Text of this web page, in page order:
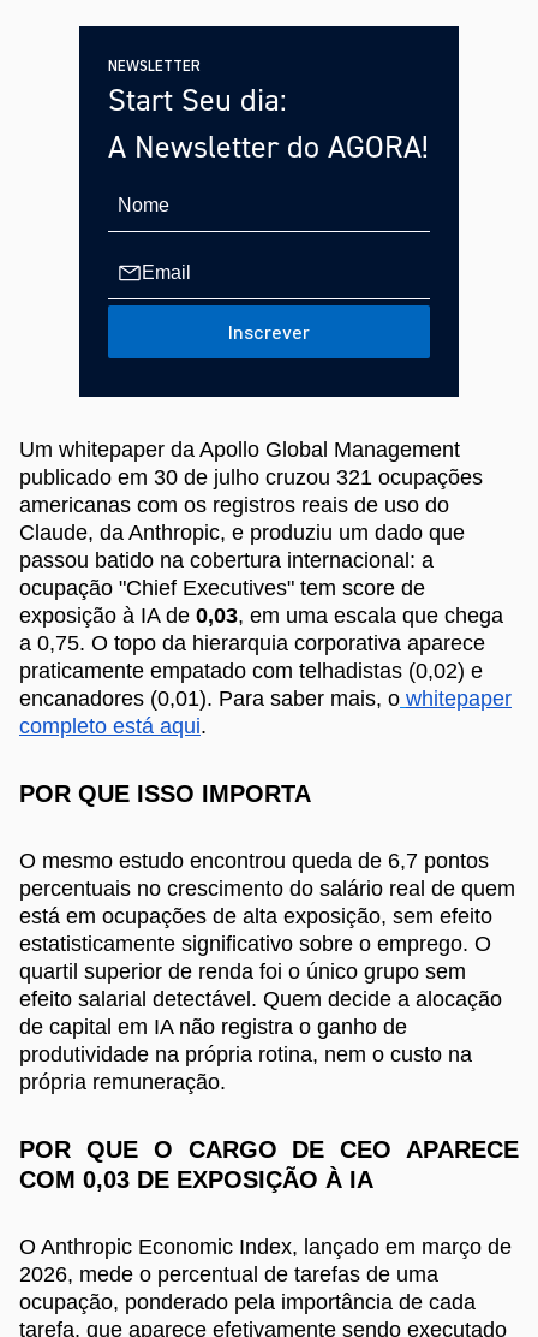
NEWSLETTER
Start Seu dia:
A Newsletter do AGORA!
Inscrever
Um whitepaper da Apollo Global Management
publicado em 30 de julho cruzou 321 ocupações
americanas com os registros reais de uso do
Claude, da Anthropic, e produziu um dado que
passou batido na cobertura internacional: a
ocupação "Chief Executives" tem score de
exposição à IA de 0,03, em uma escala que chega
a 0,75. O topo da hierarquia corporativa aparece
praticamente empatado com telhadistas (0,02) e
encanadores (0,01). Para saber mais, o whitepaper
completo está aqui.
POR QUE ISSO IMPORTA
O mesmo estudo encontrou queda de 6,7 pontos
percentuais no crescimento do salário real de quem
está em ocupações de alta exposição, sem efeito
estatisticamente significativo sobre o emprego. O
quartil superior de renda foi o único grupo sem
efeito salarial detectável. Quem decide a alocação
de capital em IA não registra o ganho de
produtividade na própria rotina, nem o custo na
própria remuneração.
POR QUE O CARGO DE CEO APARECE
COM 0,03 DE EXPOSIÇÃO À IA
O Anthropic Economic Index, lançado em março de
2026, mede o percentual de tarefas de uma
ocupação, ponderado pela importância de cada
tarefa, que aparece efetivamente sendo executado